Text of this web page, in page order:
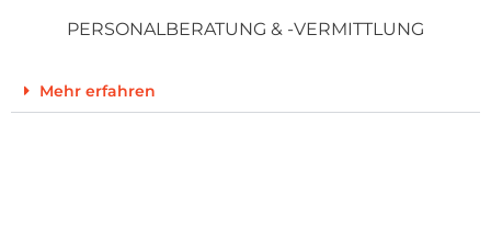
PERSONAL­BERATUNG & -VERMITTLUNG
Mehr erfahren